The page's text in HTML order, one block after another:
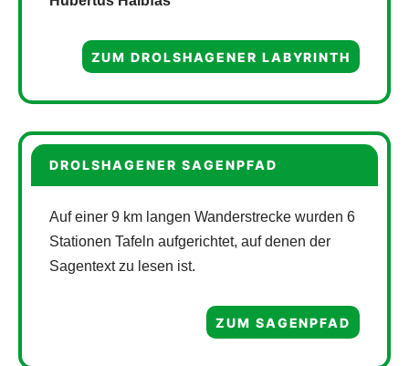
ZUM DROLSHAGENER LABYRINTH
DROLSHAGENER SAGENPFAD
Auf einer 9 km langen Wanderstrecke wurden 6
Stationen Tafeln aufgerichtet, auf denen der
Sagentext zu lesen ist.
ZUM SAGENPFAD